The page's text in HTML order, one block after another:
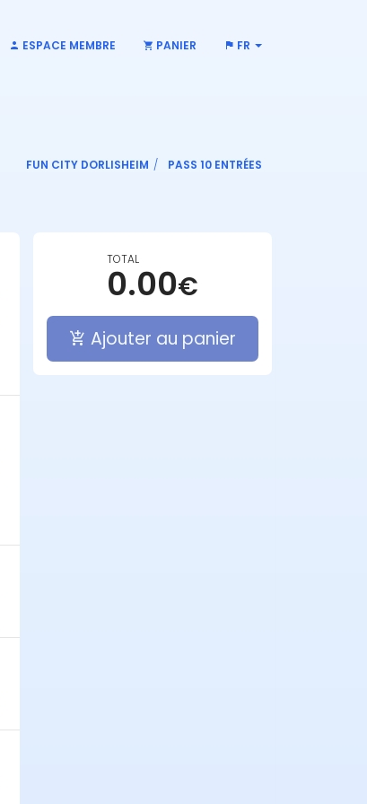
ESPACE MEMBRE PANIER FR
FUN CITY DORLISHEIM PASS 10 ENTRÉES
Ajouter au panier
TOTAL
0.00€